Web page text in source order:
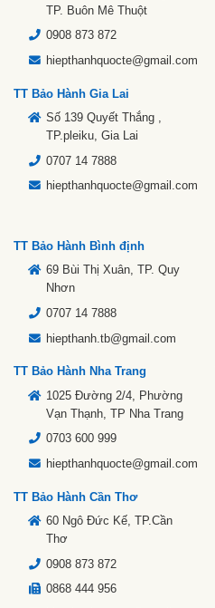
TP. Buôn Mê Thuột
0908 873 872
hiepthanhquocte@gmail.com
TT Bảo Hành Gia Lai
Số 139 Quyết Thắng ,
TP.pleiku, Gia Lai
0707 14 7888
hiepthanhquocte@gmail.com
TT Bảo Hành Bình định
69 Bùi Thị Xuân, TP. Quy
Nhơn
0707 14 7888
hiepthanh.tb@gmail.com
TT Bảo Hành Nha Trang
1025 Đường 2/4, Phường
Vạn Thạnh, TP Nha Trang
0703 600 999
hiepthanhquocte@gmail.com
TT Bảo Hành Cần Thơ
60 Ngô Đức Kế, TP.Cần
Thơ
0908 873 872
0868 444 956